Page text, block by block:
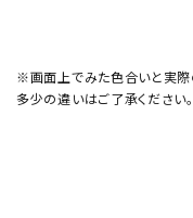
※画面上でみた色合いと実
多少の違いはご了承ください。